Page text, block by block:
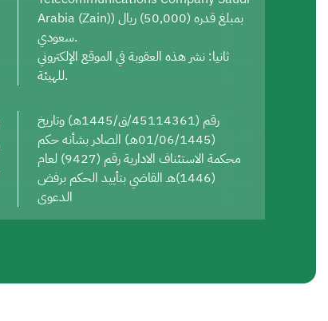
Arabia (Zain)) بمبلغ قدره (50,000) ريال
سعودي.
ثانيا: نشر هذه العقوبة في الموقع الإلكتروني
للهيئة.
رقم (45114361/ق/1445هـ) وتاريخ
(01/06/1445هـ) الصادر بشأنه حكم
محكمة الاستئناف الادارية رقم (9427) لعام
(1446)هـ القاضي بتأييد الحكم برفض
الدعوى